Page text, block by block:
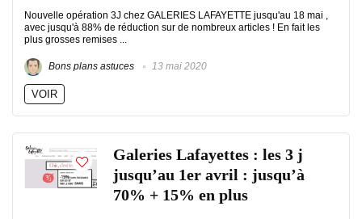
Nouvelle opération 3J chez GALERIES LAFAYETTE jusqu'au 18 mai ,
avec jusqu'à 88% de réduction sur de nombreux articles ! En fait les
plus grosses remises ...
Bons plans astuces 13 mai 2020
VOIR
Galeries Lafayettes : les 3 j
jusqu’au 1er avril : jusqu’à
70% + 15% en plus